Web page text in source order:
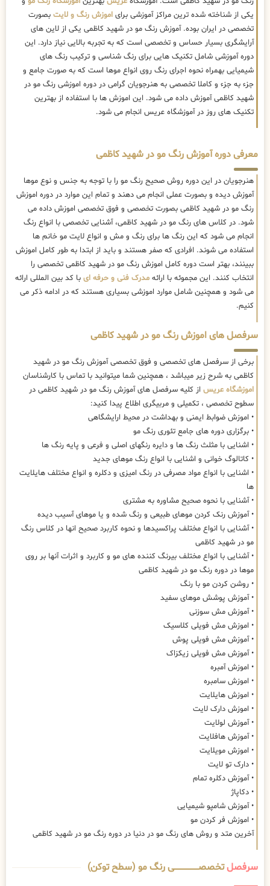
یکی از شناخته شده ترین مراکز آموزشی برای اموزش رنگ و لایت بصورت
تخصصی در ایران بوده. آموزش رنگ مو در شهید کاظمی یکی از لاین های
آرایشگری بسیار حساس و تخصصی است که به تجربه بالایی نیاز دارد. این
دوره آموزشی شامل تکنیک هایی برای رنگ شناسی و ترکیب رنگ های
شیمیایی بهمراه نحوه اجرای رنگ روی انواع موها است که به صورت جامع و
جزء به جزء و کاملا تخصصی به هنرجویان گرامی در دوره اموزشی رنگ مو در
شهید کاظمی آموزش داده می شود. این اموزش ها با استفاده از بهترین
تکنیک های روز در آموزشگاه عریس انجام می شود.
معرفی دوره آموزش رنگ مو در شهید کاظمی
هنرجویان در این دوره روش صحیح رنگ مو را با توجه به جنس و نوع موها
آموزش دیده و بصورت عملی انجام می دهند و تمام این موارد در دوره اموزش
رنگ مو در شهید کاظمی بصورت تخصصی و فوق تخصصی اموزش داده می
شود. در کلاس های رنگ مو در شهید کاظمی، آشنایی تخصصی با انواع رنگ
انجام می شود که این رنگ ها برای رنگ و مش و انواع لایت مو خانم ها
استفاده می شوند. افرادی که صفر هستند و باید از ابتدا به طور کامل اموزش
ببینند، بهتر است دوره کامل اموزش رنگ مو در شهید کاظمی تخصصی را
انتخاب کنند. این مجموئه با ارائه مدرک فنی و حرفه ای با کد بین المللی ارائه
می شود و همچنین شامل موارد اموزشی بسیاری هستند که در ادامه ذکر می
کنیم.
سرفصل های اموزش رنگ مو در شهید کاظمی
برخی از سرفصل های تخصصی و فوق تخصصی آموزش رنگ مو در شهید
کاظمی به شرح زیر میباشد ، همچنین شما میتوانید با تماس با کارشناسان
اموزشگاه عریس از کلیه سرفصل های آموزش رنگ مو در شهید کاظمی در
سطوح تخصصی ، تکمیلی و مربیگری اطلاع پیدا کنید:
• اموزش ضوابط ایمنی و بهداشت در محیط ارایشگاهی
• برگزاری دوره های جامع تئوری رنگ مو
• اشنایی با مثلث رنگ ها و دایره رنگهای اصلی و فرعی و پایه رنگ ها
• کاتالوگ خوانی و اشنایی با انواع رنگ موهای جدید
• اشنایی با انواع مواد مصرفی در رنگ امیزی و دکلره و انواع مختلف هایلایت
ها
• آشنایی با نحوه صحیح مشاوره به مشتری
• آموزش رنک کردن موهای طبیعی و رنگ شده و یا موهای آسیب دیده
• آشنایی با انواع مختلف پراکسیدها و نحوه کاربرد صحیح انها در کلاس رنگ
مو در شهید کاظمی
• آشنایی با انواع مختلف بیرنگ کننده های مو و کاربرد و اثرات آنها بر روی
موها در دوره رنگ مو در شهید کاظمی
• روشن کردن مو با رنگ
• آموزش پوشش موهای سفید
• آموزش مش سوزنی
• اموزش مش فویلی کلاسیک
• آموزش مش فویلی پوش
• آموزش مش فویلی زیکزاک
• اموزش آمبره
• اموزش سامبره
• اموزش هایلایت
• اموزش دارک لایت
• آموزش لولایت
• آموزش هافلایت
• اموزش مویلایت
• دارک تو لایت
• آموزش دکلره تمام
• دکاپاژ
• آموزش شامپو شیمیایی
• اموزش فر کردن مو
آخرین متد و روش های رنگ مو در دنیا در دوره رنگ مو در شهید کاظمی
سرفصلتخصصــــــــــــــــــــی رنگ مو (سطح توکن)